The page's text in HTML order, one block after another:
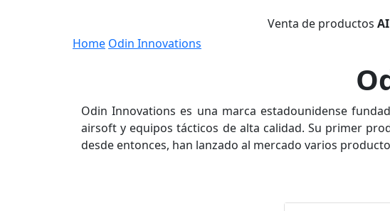
Venta de productos
Home Odin Innovations
Odin Innovations es una marca estadounidense
airsoft y equipos tácticos de alta calidad. Su primer
desde entonces, han lanzado al mercado varios